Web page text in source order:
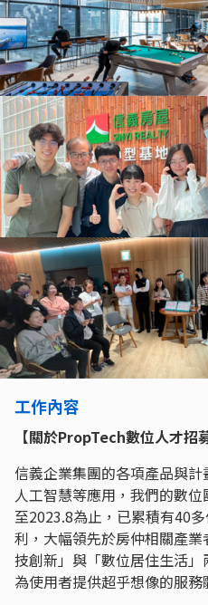
工作內容
【關於PropTech數位人才招
信義企業集團的各項產品與
人工智慧等應用，我們的數
至2023.8為止，已累積有40
利，大幅領先於房仲相關產
技創新」與「數位居住生活」
為使用者提供超乎想像的服務